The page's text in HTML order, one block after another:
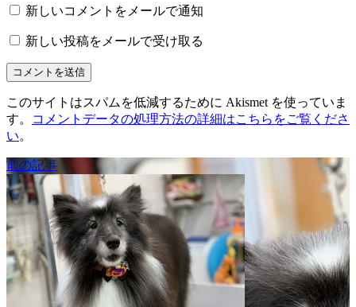
新しいコメントをメールで通知
新しい投稿をメールで受け取る
このサイトはスパムを低減するために Akismet を使っていま
す。
コメントデータの処理方法の詳細はこちらをご覧くださ
い。
前の記事